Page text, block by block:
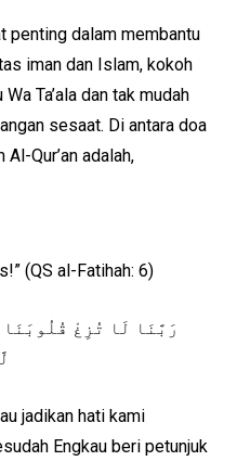
penting dalam membantu
iman dan Islam, kokoh
Ta’ala dan tak mudah
sesaat. Di antara doa
Qur’an adalah,
(QS al-Fatihah: 6)
رَبَّنَا لَا تُزِغْ
jadikan hati kami
Engkau beri petunjuk